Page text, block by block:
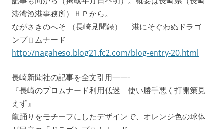
港湾漁港事務所）ＨＰから。
ながさきのへそ （長崎見聞録） 港にそぐわぬドラゴ
ンプロムナード
http://nagaheso.blog21.fc2.com/blog-entry-20.html
長崎新聞社の記事を全文引用——-
『長崎のプロムナード利用低迷 使い勝手悪く打開策見
えず』
龍踊りをモチーフにしたデザインで、オレンジ色の球体